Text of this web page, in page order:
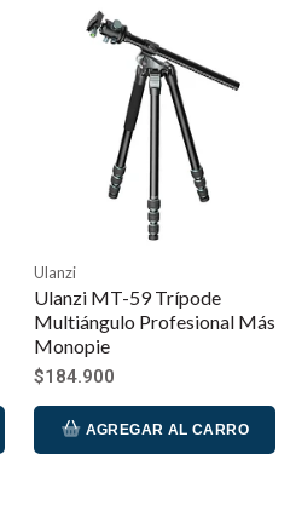
Ulanzi
Ulanzi MT-59 Trípode
Multiángulo Profesional Más
Monopie
$184.900
AGREGAR AL CARRO